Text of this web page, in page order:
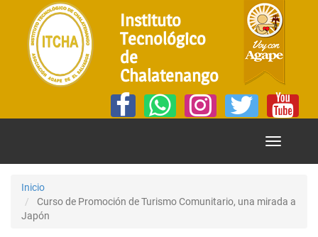
Instituto
Tecnológico
de
Chalatenango
Mostrar
Inicio
Curso de Promoción de Turismo Comunitario, una mirada a
Japón